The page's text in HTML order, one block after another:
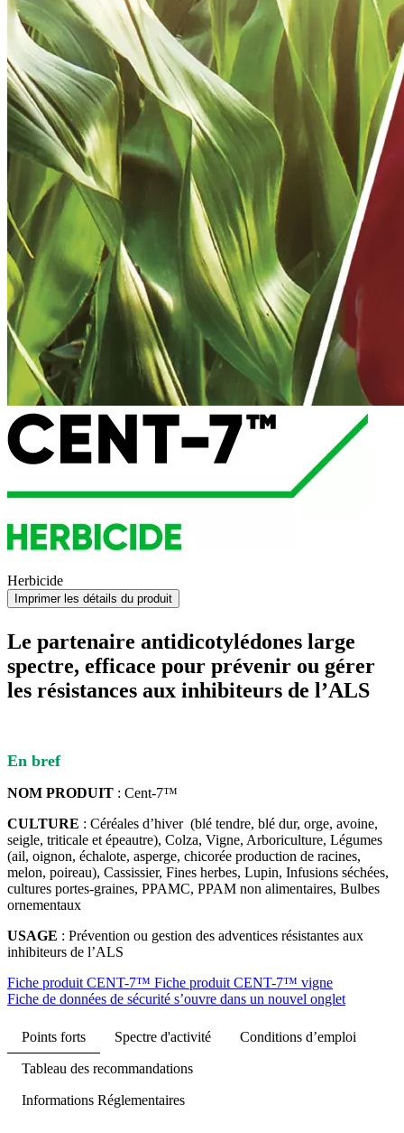
Herbicide
Imprimer les détails du produit
Le partenaire antidicotylédones large
spectre, efficace pour prévenir ou gérer
les résistances aux inhibiteurs de l’ALS
En bref
NOM PRODUIT : ​​Cent-7™​
CULTURE : Céréales d’hiver (blé tendre, blé dur, orge, avoine,
seigle, triticale et épeautre), Colza, Vigne, Arboriculture, Légumes
(ail, oignon, échalote, asperge, chicorée production de racines,
melon, poireau), Cassissier, Fines herbes, Lupin, Infusions séchées,
cultures portes-graines, PPAMC, PPAM non alimentaires, Bulbes
ornementaux
USAGE : ​​Prévention ou gestion des adventices résistantes aux
inhibiteurs de l’ALS
Fiche produit CENT-7™ Fiche produit CENT-7™ vigne
Fiche de données de sécurité s’ouvre dans un nouvel onglet
Points forts Spectre d'activité Conditions d’emploi
Tableau des recommandations
Informations Réglementaires